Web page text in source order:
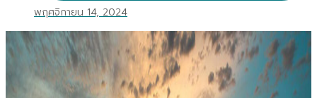
พฤศจิกายน 14, 2024